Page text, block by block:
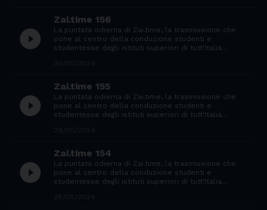
play_circle_filled
Zai.time 156
La puntata odierna di Zai.time, la trasmissione che
pone al centro della conduzione studenti e
studentesse degli istituti superiori di tutt'Italia...
play_circle_filled
Zai.time 155
La puntata odierna di Zai.time, la trasmissione che
pone al centro della conduzione studenti e
studentesse degli istituti superiori di tutt'Italia...
play_circle_filled
Zai.time 154
La puntata odierna di Zai.time, la trasmissione che
pone al centro della conduzione studenti e
studentesse degli istituti superiori di tutt'Italia...